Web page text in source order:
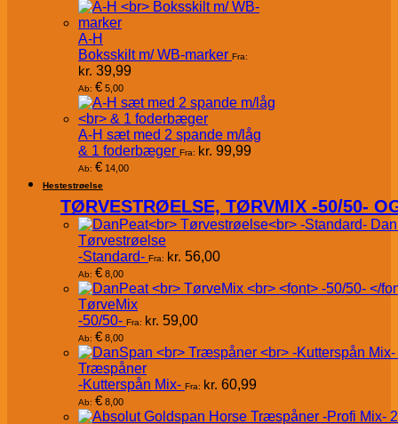
A-H
Boksskilt m/ WB-marker Fra:
kr. 39,99
Ab: € 5,00
A-H sæt med 2 spande m/låg
& 1 foderbæger Fra: kr. 99,99
Ab: € 14,00
Hestestrøelse
TØRVESTRØELSE, TØRVMIX -50/50-
Tørvestrøelse
-Standard- Fra: kr. 56,00
Ab: € 8,00
TørveMix
-50/50- Fra: kr. 59,00
Ab: € 8,00
Træspåner
-Kutterspån Mix- Fra: kr. 60,99
Ab: € 8,00